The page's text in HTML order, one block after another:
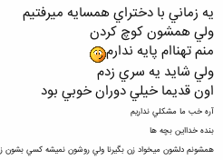
يه زماني با دختراي همسايه ميرفتيم
ولي همشون كوچ كردن
منم تهناام پايه ندارم
ولي شايد يه سري زدم
اون قديما خيلي دوران خوبي بود
آره خب ما مشكلي نداريم
بنده خدااين بچه ها
همشونم دلشون ميخواد زن بگيرنا ولي روشون نميشه كسي بشون